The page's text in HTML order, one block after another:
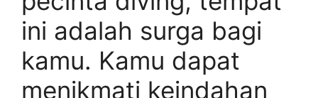
ini adalah surga bagi
kamu. Kamu dapat
menikmati keindahan